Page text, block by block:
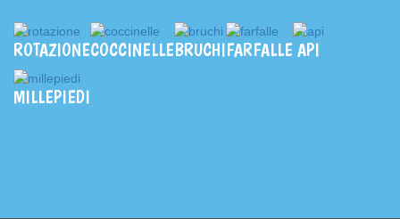
ROTAZIONECOCCINELLEBRUCHIFARFALLE API
MILLEPIEDI